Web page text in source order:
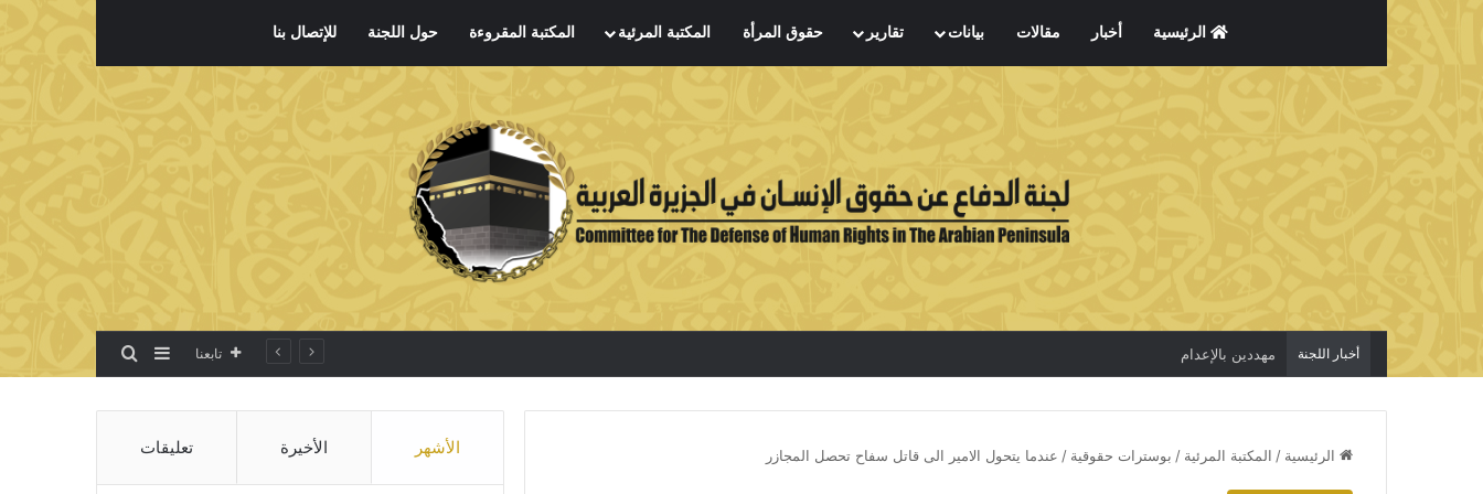
الرئيسية أخبار مقالات بيانات تقارير حقوق المرأة المكتبة المرئية المكتبة المقروءة حول اللجنة للإتصال بنا
أخبار اللجنة مهددين بالإعدام تابعنا إضافة عمود جانبي
بحث عن
الرئيسية / المكتبة المرئية / بوسترات حقوقية / عندما يتحول الامير الى قاتل سفاح تحصل المجازر الأشهر الأخيرة تعليقات